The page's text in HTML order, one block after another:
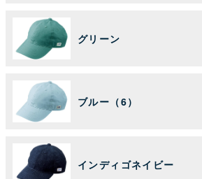
グリーン
ブルー（6）
インディゴネイビー